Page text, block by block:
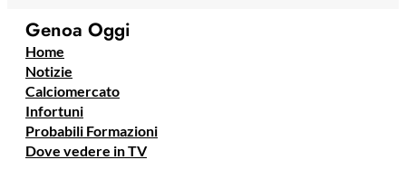
Genoa Oggi
Home
Notizie
Calciomercato
Infortuni
Probabili Formazioni
Dove vedere in TV